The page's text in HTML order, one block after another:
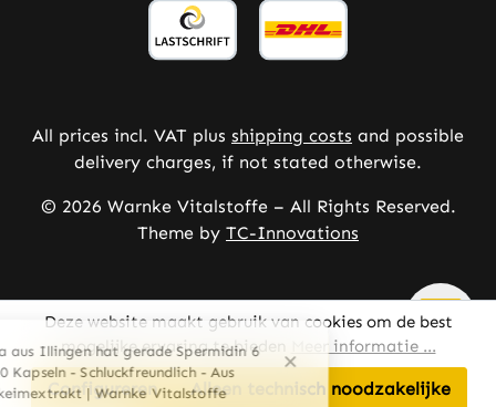
All prices incl. VAT plus shipping costs and possible
delivery charges, if not stated otherwise.
© 2026 Warnke Vitalstoffe – All Rights Reserved.
Theme by TC-Innovations
Deze website maakt gebruik van cookies om de best
mogelijke ervaring te bieden
Meer informatie ...
Alleen technisch noodzakelijke
Configureren